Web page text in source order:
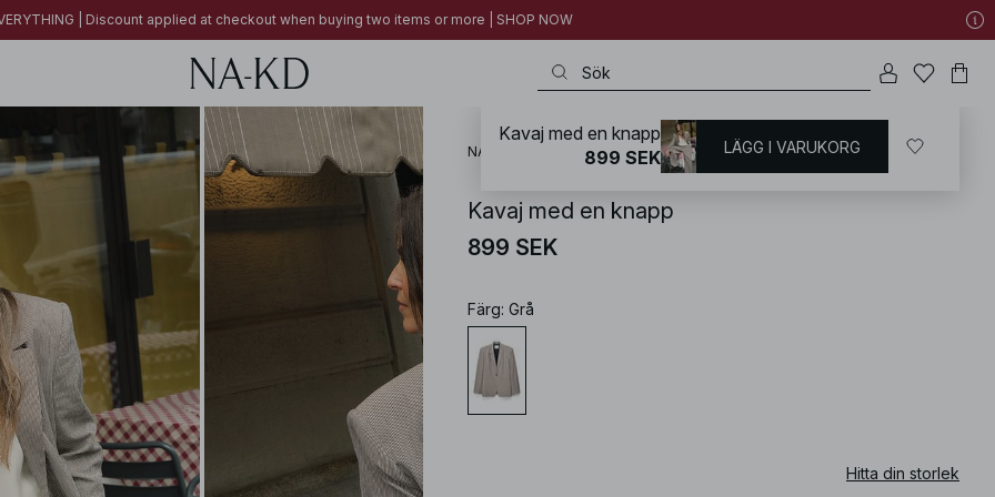
| Discount applied at checkout when buying two items or more | SHOP NOW
NA-KD Kontorskläder Figursydd kavaj
Kavaj med en knapp
899 SEK
Färg: Grå
Hitta din storlek
Kavaj med en knapp
899 SEK
LÄGG I VARUKORG